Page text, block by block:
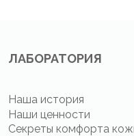
ЛАБОРАТОРИЯ
Наша история
Наши ценности
Секреты комфорта